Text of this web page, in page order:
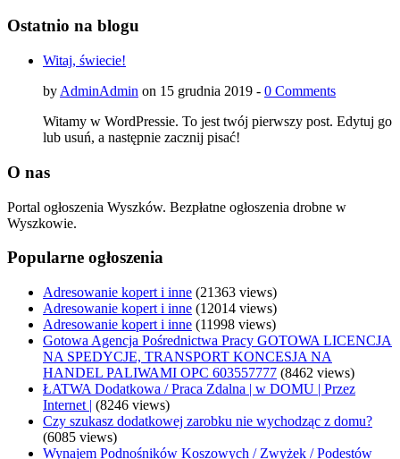
Ostatnio na blogu
Witaj, świecie!
by AdminAdmin on 15 grudnia 2019 - 0 Comments
Witamy w WordPressie. To jest twój pierwszy post. Edytuj go
lub usuń, a następnie zacznij pisać!
O nas
Portal ogłoszenia Wyszków. Bezpłatne ogłoszenia drobne w
Wyszkowie.
Popularne ogłoszenia
Adresowanie kopert i inne (21363 views)
Adresowanie kopert i inne (12014 views)
Adresowanie kopert i inne (11998 views)
Gotowa Agencja Pośrednictwa Pracy GOTOWA LICENCJA
NA SPEDYCJE, TRANSPORT KONCESJA NA
HANDEL PALIWAMI OPC 603557777 (8462 views)
ŁATWA Dodatkowa / Praca Zdalna | w DOMU | Przez
Internet | (8246 views)
Czy szukasz dodatkowej zarobku nie wychodząc z domu?
(6085 views)
Wynajem Podnośników Koszowych / Zwyżek / Podestów